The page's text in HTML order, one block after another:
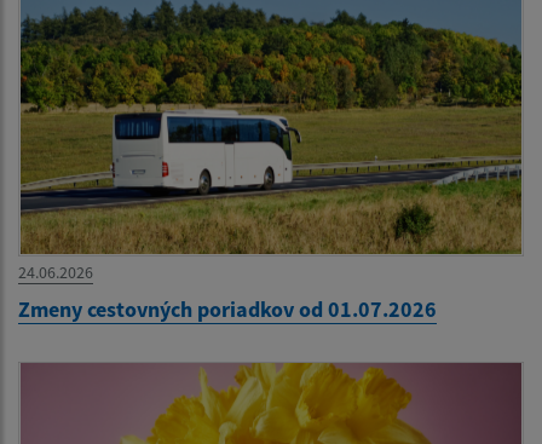
24.06.2026
Zmeny cestovných poriadkov od 01.07.2026